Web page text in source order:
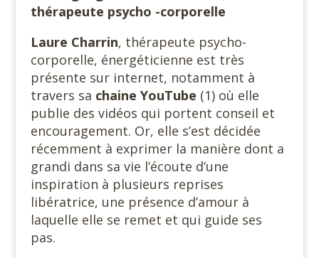
thérapeute psycho -corporelle
Laure Charrin, thérapeute psycho-
corporelle, énergéticienne est très
présente sur internet, notamment à
travers sa chaine YouTube (1) où elle
publie des vidéos qui portent conseil et
encouragement. Or, elle s’est décidée
récemment à exprimer la manière dont a
grandi dans sa vie l’écoute d’une
inspiration à plusieurs reprises
libératrice, une présence d’amour à
laquelle elle se remet et qui guide ses
pas.